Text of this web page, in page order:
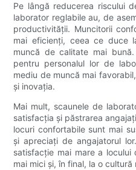
Pe lângă reducerea riscului
laborator reglabile au, de
productivității. Muncitorii
mai eficienți, ceea ce duce
muncă de calitate mai
pentru personalul lor de
mediu de muncă mai
și inovația.
Mai mult, scaunele de
satisfacția și păstrarea
locuri confortabile sunt mai
și apreciați de angajatorul
satisfacție mai mare a
mai mici și, în final, la o